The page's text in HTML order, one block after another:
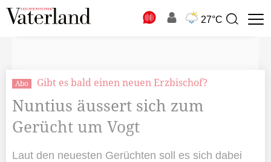
27°C
Suchbegriff
Abo Gibt es bald einen neuen Erzbischof?
Nuntius äussert sich zum
Gerücht um Vogt
Laut den neuesten Gerüchten soll es sich dabei